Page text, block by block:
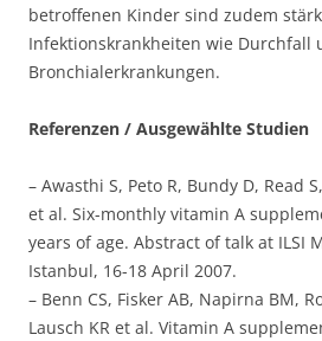
betroffenen Kinder sind zudem
Infektionskrankheiten wie Durchfall
Bronchialerkrankungen.
Referenzen / Ausgewählte Studien
– Awasthi S, Peto R, Bundy D, Read
et al. Six-monthly vitamin A
years of age. Abstract of talk at ILSI
Istanbul, 16-18 April 2007.
– Benn CS, Fisker AB, Napirna BM,
Lausch KR et al. Vitamin A